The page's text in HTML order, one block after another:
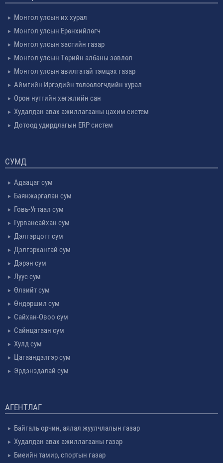
Монгол улсын их хурал
Монгол улсын Ерөнхийлөгч
Монгол улсын засгийн газар
Монгол улсын Төрийн албаны зөвлөл
Монгол улсын авилгатай тэмцэх газар
Аймгийн Иргэдийн төлөөлөгчдийн хурал
Орон нутгийн хөгжлийн сан
Худалдан авах ажиллагааны цахим систем
Дотоод удирдлагын ERP систем
СУМД
Адаацаг сум
Баянжаргалан сум
Говь-Угтаал сум
Гурвансайхан сум
Дэлгэрцогт сум
Дэлгэрхангай сум
Дэрэн сум
Луус сум
Өлзийт сум
Өндөршил сум
Сайхан-Овоо сум
Сайнцагаан сум
Хулд сум
Цагаандэлгэр сум
Эрдэнэдалай сум
АГЕНТЛАГ
Байгаль орчин, аялал жуулчлалын газар
Худалдан авах ажиллагааны газар
Биеийн тамир, спортын газар